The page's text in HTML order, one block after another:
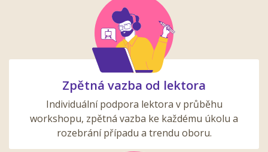
Zpětná vazba od lektora
Individuální podpora lektora v průběhu
workshopu, zpětná vazba ke každému úkolu a
rozebrání případu a trendu oboru.